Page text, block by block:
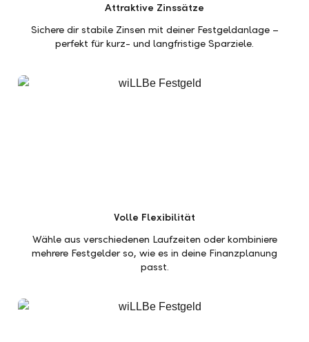
Attraktive Zinssätze
Sichere dir stabile Zinsen mit deiner Festgeldanlage –
perfekt für kurz- und langfristige Sparziele.
Volle Flexibilität
Wähle aus verschiedenen Laufzeiten oder kombiniere
mehrere Festgelder so, wie es in deine Finanzplanung
passt.